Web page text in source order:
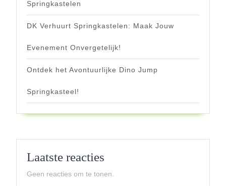
Springkastelen
DK Verhuurt Springkastelen: Maak Jouw
Evenement Onvergetelijk!
Ontdek het Avontuurlijke Dino Jump
Springkasteel!
Laatste reacties
Geen reacties om te tonen.